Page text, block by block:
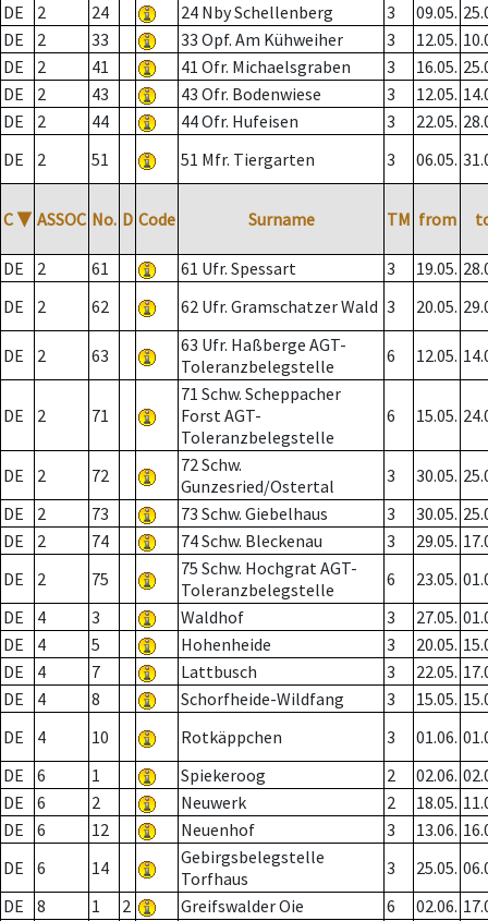
DE
2 24 24 Nby Schellenberg 3 09.05.
DE
2 33 33 Opf. Am Kühweiher 3 12.05.
DE
2 41 41 Ofr. Michaelsgraben 3 16.05.
DE
2 43 43 Ofr. Bodenwiese 3 12.05.
DE
2 44 44 Ofr. Hufeisen 3 22.05.
DE
2 51 51 Mfr. Tiergarten 3 06.05.
C ▼ ASSOC No. D Code Surname TM from
DE 2 61 61 Ufr. Spessart 3 19.05.
DE
2 62 62 Ufr. Gramschatzer Wald 3 20.05.
DE 2 63
63 Ufr. Haßberge AGT-
Toleranzbelegstelle
6 12.05.
DE 2 71
71 Schw. Scheppacher
Forst AGT-
Toleranzbelegstelle
6 15.05.
DE 2 72
72 Schw.
Gunzesried/Ostertal
3 30.05.
DE
2 73 73 Schw. Giebelhaus 3 30.05.
DE
2 74 74 Schw. Bleckenau 3 29.05.
DE
2 75
75 Schw. Hochgrat AGT-
Toleranzbelegstelle
6 23.05.
DE
4 3 Waldhof 3 27.05.
DE
4 5 Hohenheide 3 20.05.
DE
4 7 Lattbusch 3 22.05.
DE
4 8 Schorfheide-Wildfang 3 15.05.
DE
4 10 Rotkäppchen 3 01.06.
DE
6 1 Spiekeroog 2 02.06.
DE
6 2 Neuwerk 2 18.05.
DE
6 12 Neuenhof 3 13.06.
DE
6 14
Gebirgsbelegstelle
Torfhaus
3 25.05.
DE
8 1 2 Greifswalder Oie 6 02.06.